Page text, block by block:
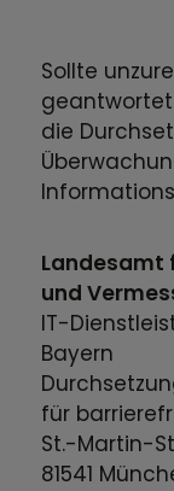
Sollte
geantwortet
die
Landesamt
und
IT-
Bayern
für
St.-Martin-
81541